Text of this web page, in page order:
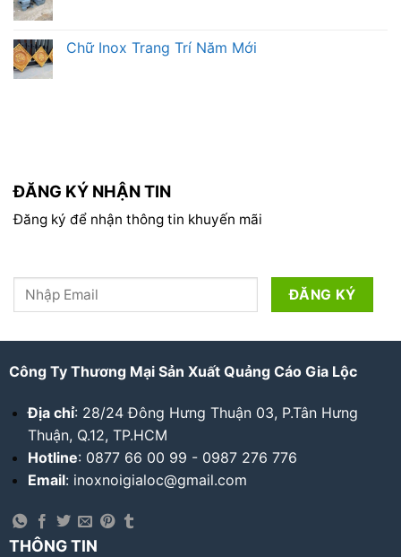
Chữ Inox Trang Trí Năm Mới
ĐĂNG KÝ NHẬN TIN
Đăng ký để nhận thông tin khuyến mãi
Công Ty Thương Mại Sản Xuất Quảng Cáo Gia Lộc
Địa chỉ: 28/24 Đông Hưng Thuận 03, P.Tân Hưng
Thuận, Q.12, TP.HCM
Hotline: 0877 66 00 99 - 0987 276 776
Email: inoxnoigialoc@gmail.com
THÔNG TIN